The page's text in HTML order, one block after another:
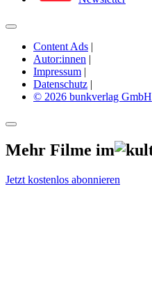
Content Ads |
Autor:innen |
Impressum |
Datenschutz |
© 2026 bunkverlag GmbH
Mehr Filme im
Jetzt kostenlos abonnieren